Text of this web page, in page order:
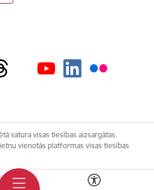
satura visas tiesības aizsargātas.
vienotās platformas visas tiesības